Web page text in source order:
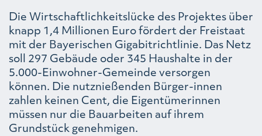
Die Wirtschaftlichkeitslücke des Projektes über
knapp 1,4 Millionen Euro fördert der Freistaat
mit der Bayerischen Gigabitrichtlinie. Das Netz
soll 297 Gebäude oder 345 Haushalte in der
5.000-Einwohner-Gemeinde versorgen
können. Die nutznießenden Bürger-innen
zahlen keinen Cent, die Eigentümerinnen
müssen nur die Bauarbeiten auf ihrem
Grundstück genehmigen.